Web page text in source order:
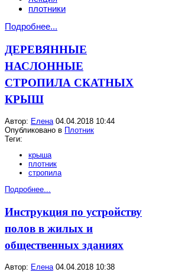
плотники
Подробнее...
ДЕРЕВЯННЫЕ
НАСЛОННЫЕ
СТРОПИЛА СКАТНЫХ
КРЫШ
Автор: Елена 04.04.2018 10:44
Опубликовано в Плотник
Теги:
крыша
плотник
стропила
Подробнее...
Инструкция по устройству
полов в жилых и
общественных зданиях
Автор: Елена 04.04.2018 10:38